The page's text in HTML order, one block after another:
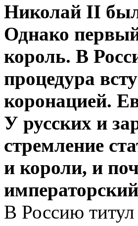
Николай II
Однако
король. В
процедура
коронацией.
У русских и
стремление
и короли, и
В Россию